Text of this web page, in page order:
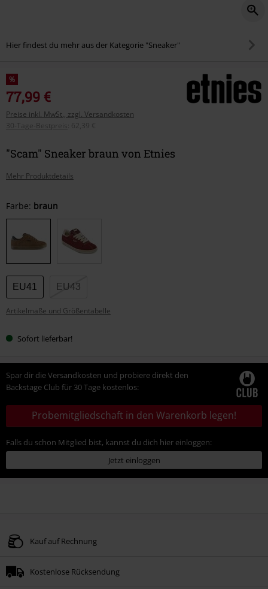
Hier findest du mehr aus der Kategorie "Sneaker"
%
77,99 €
Preise inkl. MwSt., zzgl. Versandkosten
30-Tage-Bestpreis
62,39 €
"Scam" Sneaker braun von Etnies
Mehr Produktdetails
Wähle
deine
Größe
Farbe: braun
EU41 EU43
Artikelmaße und Größentabelle
Sofort lieferbar!
Spar dir die Versandkosten und probiere direkt den
Backstage Club für 30 Tage kostenlos:
Probemitgliedschaft in den Warenkorb legen!
Falls du schon Mitglied bist, kannst du dich hier einloggen:
Jetzt einloggen
Kauf auf Rechnung
Kostenlose Rücksendung